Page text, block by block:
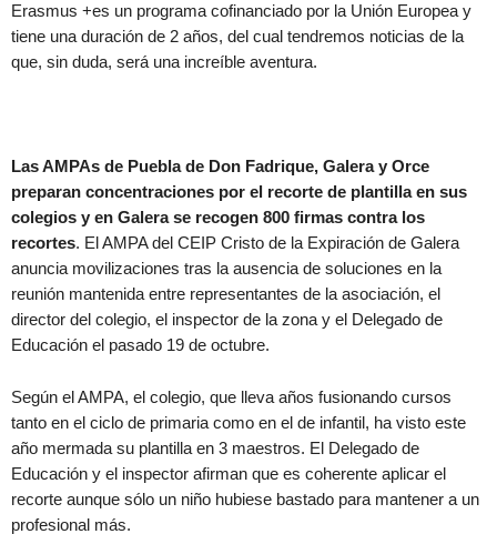
Erasmus +es un programa cofinanciado por la Unión Europea y
tiene una duración de 2 años, del cual tendremos noticias de la
que, sin duda, será una increíble aventura.
Las AMPAs de Puebla de Don Fadrique, Galera y Orce
preparan concentraciones por el recorte de plantilla en sus
colegios y en Galera se recogen 800 firmas contra los
recortes. El AMPA del CEIP Cristo de la Expiración de Galera
anuncia movilizaciones tras la ausencia de soluciones en la
reunión mantenida entre representantes de la asociación, el
director del colegio, el inspector de la zona y el Delegado de
Educación el pasado 19 de octubre.
Según el AMPA, el colegio, que lleva años fusionando cursos
tanto en el ciclo de primaria como en el de infantil, ha visto este
año mermada su plantilla en 3 maestros. El Delegado de
Educación y el inspector afirman que es coherente aplicar el
recorte aunque sólo un niño hubiese bastado para mantener a un
profesional más.